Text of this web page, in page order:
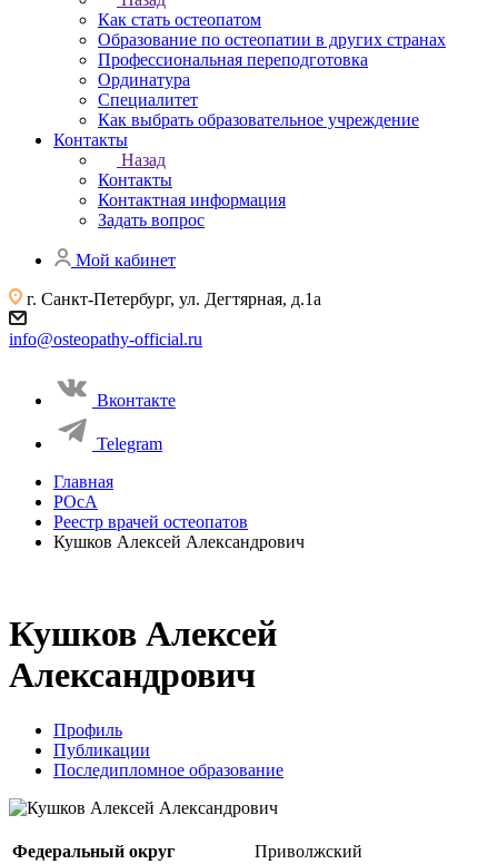
Как стать остеопатом
Образование по остеопатии в других странах
Профессиональная переподготовка
Ординатура
Специалитет
Как выбрать образовательное учреждение
Контакты
Назад
Контакты
Контактная информация
Задать вопрос
Мой кабинет
г. Санкт-Петербург, ул. Дегтярная, д.1а
info@osteopathy-official.ru
Вконтакте
Telegram
Главная
РОсА
Реестр врачей остеопатов
Кушков Алексей Александрович
Кушков Алексей
Александрович
Профиль
Публикации
Последипломное образование
Федеральный округ
Приволжский